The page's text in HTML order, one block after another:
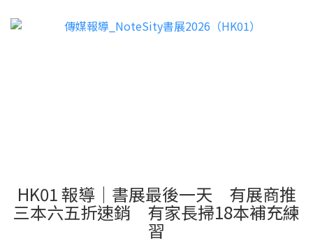
HK01 報導｜書展最後一天 有展商推
三本六五折速銷 有家長掃18本補充練
習